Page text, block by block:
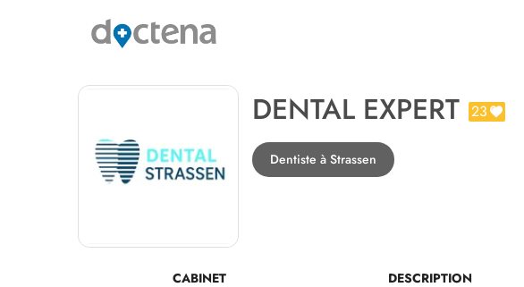
DENTAL EXPERT 23
Dentiste à Strassen
CABINET DESCRIPTION